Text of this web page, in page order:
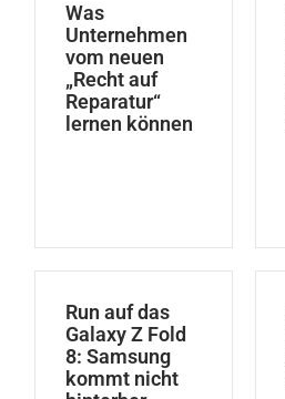
Was
Unternehmen
vom neuen
„Recht auf
Reparatur“
lernen können
Run auf das
Galaxy Z Fold
8: Samsung
kommt nicht